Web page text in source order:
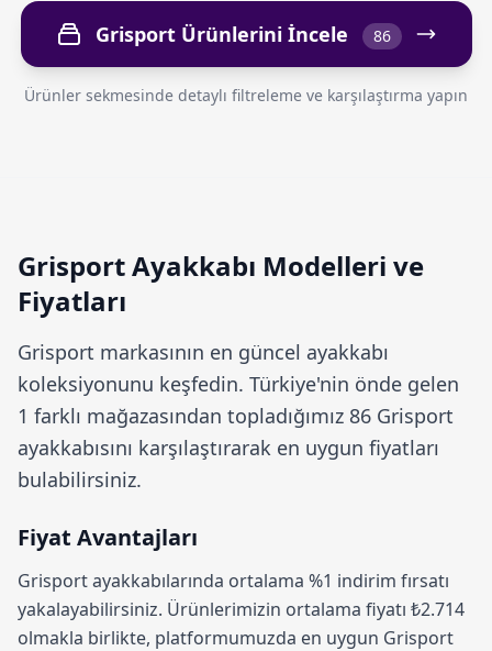
Grisport Ürünlerini İncele 86
Ürünler sekmesinde detaylı filtreleme ve karşılaştırma yapın
Grisport Ayakkabı Modelleri ve
Fiyatları
Grisport markasının en güncel ayakkabı
koleksiyonunu keşfedin. Türkiye'nin önde gelen
1 farklı mağazasından topladığımız 86 Grisport
ayakkabısını karşılaştırarak en uygun fiyatları
bulabilirsiniz.
Fiyat Avantajları
Grisport ayakkabılarında ortalama %1 indirim fırsatı
yakalayabilirsiniz. Ürünlerimizin ortalama fiyatı ₺2.714
olmakla birlikte, platformumuzda en uygun Grisport